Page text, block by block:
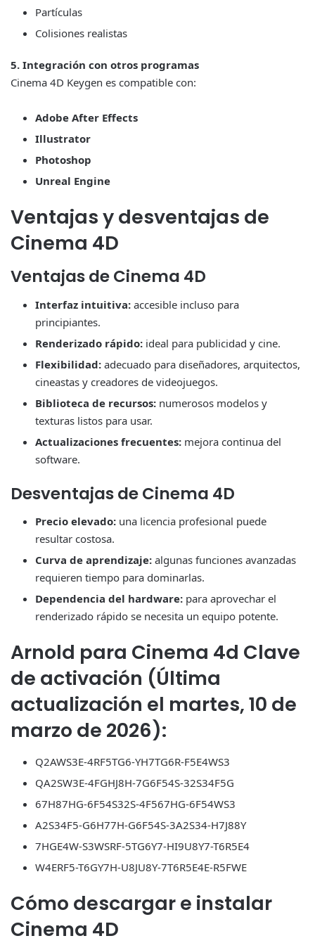
Partículas
Colisiones realistas
5. Integración con otros programas
Cinema 4D Keygen es compatible con:
Adobe After Effects
Illustrator
Photoshop
Unreal Engine
Ventajas y desventajas de
Cinema 4D
Ventajas de Cinema 4D
Interfaz intuitiva: accesible incluso para
principiantes.
Renderizado rápido: ideal para publicidad y cine.
Flexibilidad: adecuado para diseñadores, arquitectos,
cineastas y creadores de videojuegos.
Biblioteca de recursos: numerosos modelos y
texturas listos para usar.
Actualizaciones frecuentes: mejora continua del
software.
Desventajas de Cinema 4D
Precio elevado: una licencia profesional puede
resultar costosa.
Curva de aprendizaje: algunas funciones avanzadas
requieren tiempo para dominarlas.
Dependencia del hardware: para aprovechar el
renderizado rápido se necesita un equipo potente.
Arnold para Cinema 4d Clave
de activación (Última
actualización el martes, 10 de
marzo de 2026):
Q2AWS3E-4RF5TG6-YH7TG6R-F5E4WS3
QA2SW3E-4FGHJ8H-7G6F54S-32S34F5G
67H87HG-6F54S32S-4F567HG-6F54WS3
A2S34F5-G6H77H-G6F54S-3A2S34-H7J88Y
7HGE4W-S3WSRF-5TG6Y7-HI9U8Y7-T6R5E4
W4ERF5-T6GY7H-U8JU8Y-7T6R5E4E-R5FWE
Cómo descargar e instalar
Cinema 4D